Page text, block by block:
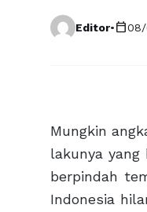
Editor•calendar_today08/
Mungkin
lakunya
berpindah
Indonesia